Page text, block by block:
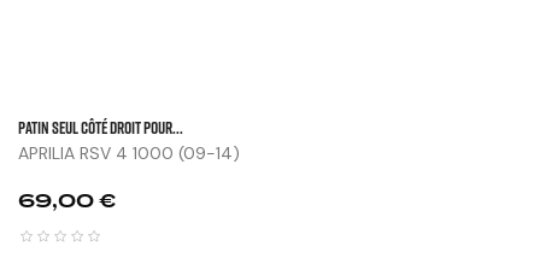
Patin Seul Côté Droit Pour...
APRILIA RSV 4 1000 (09-14)
Prix
69,00 €